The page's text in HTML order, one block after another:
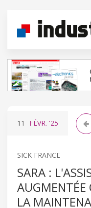
11 FÉVR. '25
SICK FRANCE
SARA :
AUGMENTÉE
LA